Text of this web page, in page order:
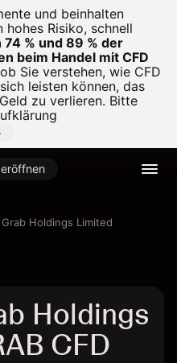
und beinhalten
Risiko, schnell
% und 89 % der
beim Handel mit CFD
Sie verstehen, wie CFD
leisten können, das
zu verlieren. Bitte
Grab Holdings Limited
Holdings
CFD